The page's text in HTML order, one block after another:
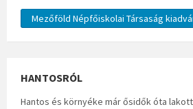
Mezőföld Népfőiskolai Társaság
HANTOSRÓL
Hantos és környéke már ősidők óta